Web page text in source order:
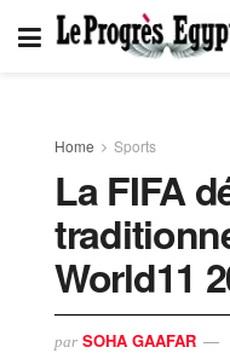
Home Sports
La FIFA
World11
par SOHA GAAFAR